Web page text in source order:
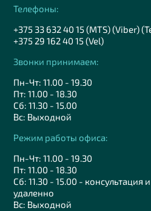
Телефоны:
+375 33 632 40 15 (MTS) (Viber)
+375 29 162 40 15 (Vel)
Звонки принимаем:
Пн-Чт: 11.00 - 19.30
Пт: 11.00 - 18.30
Сб: 11.30 - 15.00
Вс: Выходной
Режим работы офиса:
Пн-Чт: 11.00 - 19.30
Пт: 11.00 - 18.30
Сб: 11.30 - 15.00 - консультация
удаленно
Вс: Выходной